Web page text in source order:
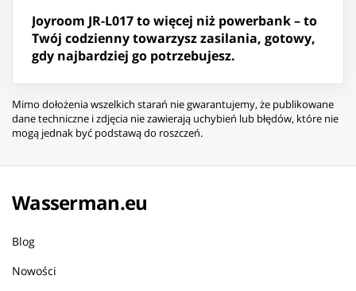
Joyroom JR-L017 to więcej niż powerbank – to
Twój codzienny towarzysz zasilania, gotowy,
gdy najbardziej go potrzebujesz.
Mimo dołożenia wszelkich starań nie gwarantujemy, że publikowane
dane techniczne i zdjęcia nie zawierają uchybień lub błędów, które nie
mogą jednak być podstawą do roszczeń.
Wasserman.eu
Blog
Nowości